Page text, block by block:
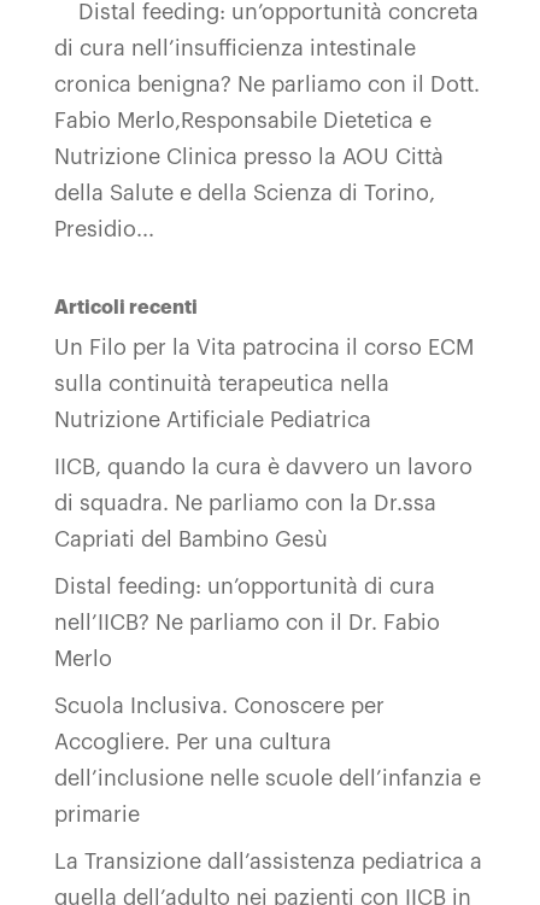
Distal feeding: un’opportunità concreta
di cura nell’insufficienza intestinale
cronica benigna? Ne parliamo con il Dott.
Fabio Merlo,Responsabile Dietetica e
Nutrizione Clinica presso la AOU Città
della Salute e della Scienza di Torino,
Presidio...
Articoli recenti
Un Filo per la Vita patrocina il corso ECM
sulla continuità terapeutica nella
Nutrizione Artificiale Pediatrica
IICB, quando la cura è davvero un lavoro
di squadra. Ne parliamo con la Dr.ssa
Capriati del Bambino Gesù
Distal feeding: un’opportunità di cura
nell’IICB? Ne parliamo con il Dr. Fabio
Merlo
Scuola Inclusiva. Conoscere per
Accogliere. Per una cultura
dell’inclusione nelle scuole dell’infanzia e
primarie
La Transizione dall’assistenza pediatrica a
quella dell’adulto nei pazienti con IICB in